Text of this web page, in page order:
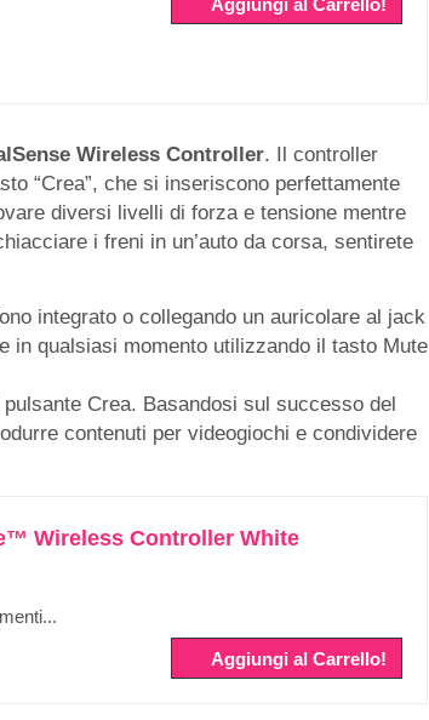
Aggiungi al Carrello!
Wireless Controller. Il controller
“Crea”, che si inseriscono perfettamente
diversi livelli di forza e tensione mentre
i freni in un’auto da corsa, sentirete
integrato o collegando un auricolare al jack
in qualsiasi momento utilizzando il tasto Mute
Crea. Basandosi sul successo del
contenuti per videogiochi e condividere
Wireless Controller White
Aggiungi al Carrello!